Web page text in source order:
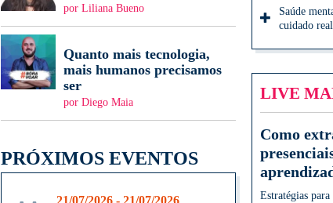
por Liliana Bueno
Quanto mais tecnologia,
mais humanos precisamos
ser
por Diego Maia
PRÓXIMOS EVENTOS
21/07/2026 - 21/07/2026
Saúde
cuidado real
LIVE
Como
Estratégias